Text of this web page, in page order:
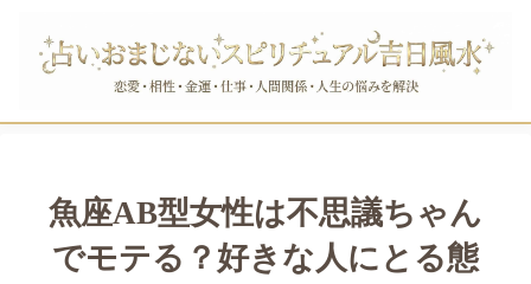
魚座AB型女性は不思議ちゃん
でモテる？好きな人にとる態